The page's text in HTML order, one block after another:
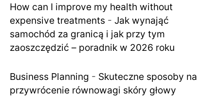
How can I improve my health without
expensive treatments - Jak wynająć
samochód za granicą i jak przy tym
zaoszczędzić – poradnik w 2026 roku
Business Planning - Skuteczne sposoby na
przywrócenie równowagi skóry głowy